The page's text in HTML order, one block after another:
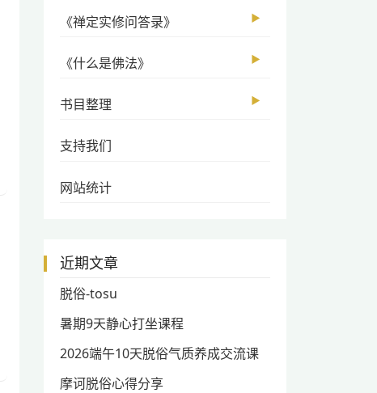
《禅定实修问答录》 ▶
《什么是佛法》 ▶
书目整理 ▶
支持我们
网站统计
近期文章
脱俗-tosu
暑期9天静心打坐课程
2026端午10天脱俗气质养成交流课
摩诃脱俗心得分享